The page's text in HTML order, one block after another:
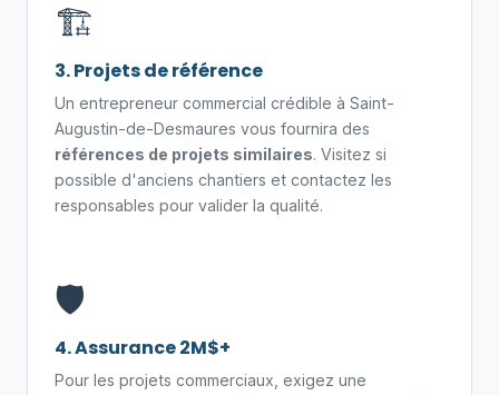
🏗️
3. Projets de référence
Un entrepreneur commercial crédible à Saint-
Augustin-de-Desmaures vous fournira des
références de projets similaires. Visitez si
possible d'anciens chantiers et contactez les
responsables pour valider la qualité.
🛡️
4. Assurance 2M$+
Pour les projets commerciaux, exigez une